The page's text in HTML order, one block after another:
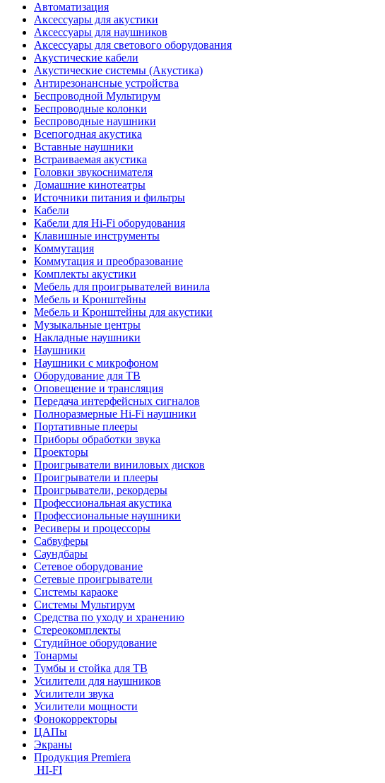
Автоматизация
Аксессуары для акустики
Аксессуары для наушников
Аксессуары для светового оборудования
Акустические кабели
Акустические системы (Акустика)
Антирезонансные устройства
Беспроводной Мультирум
Беспроводные колонки
Беспроводные наушники
Всепогодная акустика
Вставные наушники
Встраиваемая акустика
Головки звукоснимателя
Домашние кинотеатры
Источники питания и фильтры
Кабели
Кабели для Hi-Fi оборудования
Клавишные инструменты
Коммутация
Коммутация и преобразование
Комплекты акустики
Мебель для проигрывателей винила
Мебель и Кронштейны
Мебель и Кронштейны для акустики
Музыкальные центры
Накладные наушники
Наушники
Наушники с микрофоном
Оборудование для ТВ
Оповещение и трансляция
Передача интерфейсных сигналов
Полноразмерные Hi-Fi наушники
Портативные плееры
Приборы обработки звука
Проекторы
Проигрыватели виниловых дисков
Проигрыватели и плееры
Проигрыватели, рекордеры
Профессиональная акустика
Профессиональные наушники
Ресиверы и процессоры
Сабвуферы
Саундбары
Сетевое оборудование
Сетевые проигрыватели
Системы караоке
Системы Мультирум
Средства по уходу и хранению
Стереокомплекты
Студийное оборудование
Тонармы
Тумбы и стойка для ТВ
Усилители для наушников
Усилители звука
Усилители мощности
Фонокорректоры
ЦАПы
Экраны
Продукция Premiera
HI-FI